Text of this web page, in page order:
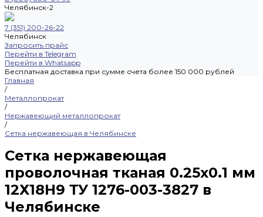
Челябинск-2
7 (351) 200-26-22
Челябинск
Запросить прайс
Перейти в Telegram
Перейти в Whatsapp
Бесплатная доставка при сумме счета более 150 000 рублей
Главная
/
Металлопрокат
/
Нержавеющий металлопрокат
/
Сетка нержавеющая в Челябинске
Сетка нержавеющая
проволочная тканая 0.25х0.1 мм
12Х18Н9 ТУ 1276-003-3827 в
Челябинске